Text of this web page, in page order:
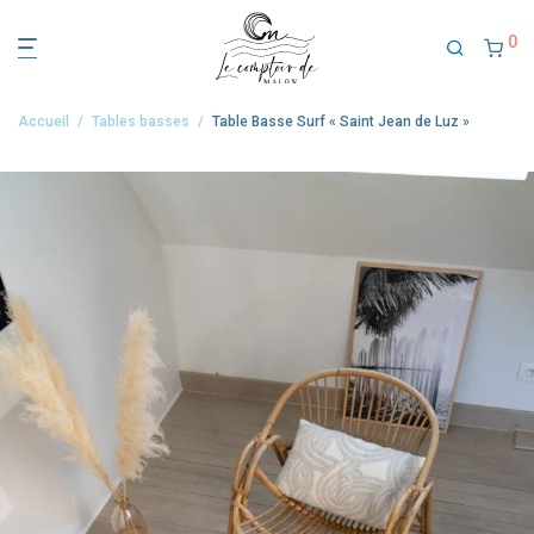
0
Accueil / Tables basses / Table Basse Surf « Saint Jean de Luz »
basse est une pièce maîtresse idéale pour tout espace de vie.
3 pieds en épingle donnent un effet épuré dans une pièce.
table est un cadeau unique à offrir ou à s’offrir !
huile puis un vernis imperméabilisant sont passés sur le produit
afin de lui donner une protection maximale contre toute tâche.
pièce de bois est unique, donc la surface du plateau peut